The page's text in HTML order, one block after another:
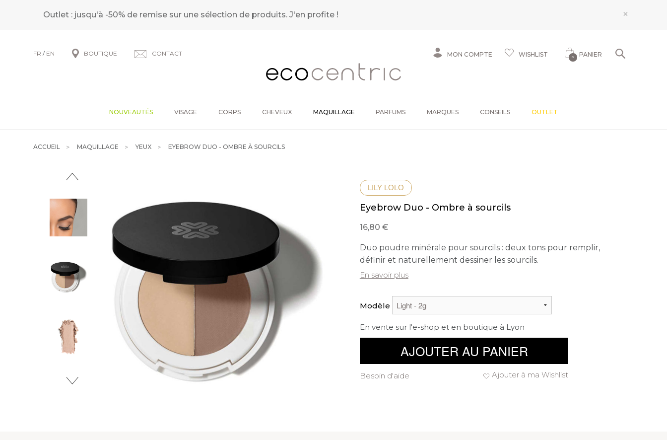
Outlet : jusqu'à -50% de remise sur une sélection de produits.J'en profite ! ×
FR / EN BOUTIQUE CONTACT MON COMPTE WISHLIST 0 PANIER
NOUVEAUTÉS VISAGE CORPS CHEVEUX MAQUILLAGE PARFUMS MARQUES CONSEILS OUTLET
ACCUEIL MAQUILLAGE YEUX EYEBROW DUO - OMBRE À SOURCILS
LILY LOLO
Eyebrow Duo - Ombre à sourcils
16,80
Duo poudre minérale pour sourcils : deux tons pour remplir,
définir et naturellement dessiner les sourcils.
En savoir plus
Modèle
En vente sur l'e-shop et en boutique à Lyon
AJOUTER AU PANIER
Ajouter à ma Wishlist
Besoin d'aide